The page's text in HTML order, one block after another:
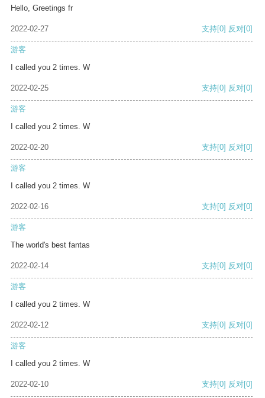
Hello, Greetings fr
2022-02-27 支持[0] 反对[0]
游客
I called you 2 times. W
2022-02-25 支持[0] 反对[0]
游客
I called you 2 times. W
2022-02-20 支持[0] 反对[0]
游客
I called you 2 times. W
2022-02-16 支持[0] 反对[0]
游客
The world's best fantas
2022-02-14 支持[0] 反对[0]
游客
I called you 2 times. W
2022-02-12 支持[0] 反对[0]
游客
I called you 2 times. W
2022-02-10 支持[0] 反对[0]